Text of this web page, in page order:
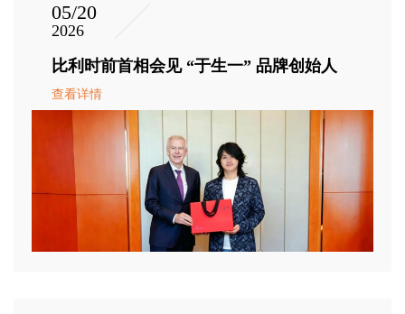
05/20
2026
比利时前首相会见 “于生一” 品牌创始人
查看详情